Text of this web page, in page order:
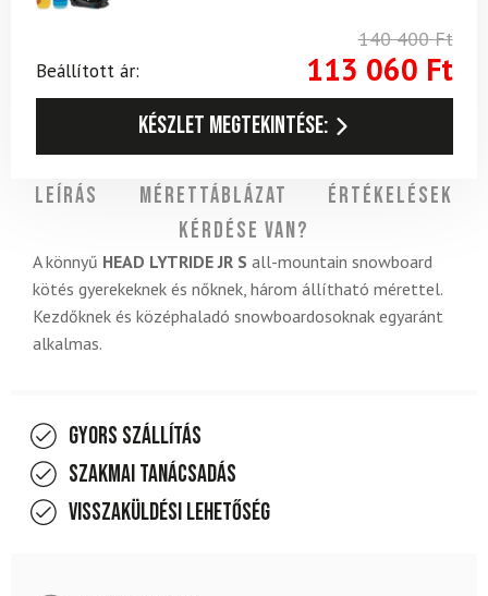
140 400Ft
Beállított ár:
113 060 Ft
Készlet megtekintése:
Leírás Mérettáblázat
Értékelések
Kérdése van?
A könnyű HEAD LYTRIDE JR S all-mountain snowboard
kötés gyerekeknek és nőknek, három állítható mérettel.
Kezdőknek és középhaladó snowboardosoknak egyaránt
alkalmas.
Gyors szállítás
Szakmai tanácsadás
Visszaküldési lehetőség